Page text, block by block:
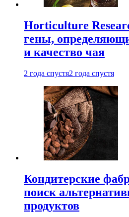
Horticulture
гены,
и качество чая
2 года спустя2 года спустя
Кондитерские
поиск
продуктов